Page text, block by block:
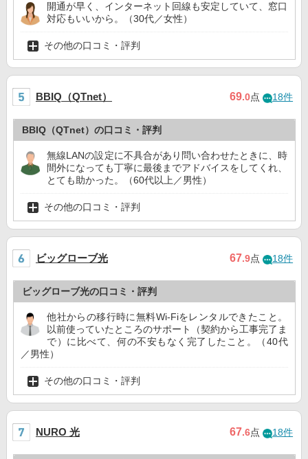
開通が早く、インターネット回線も安定していて、窓口
対応もいいから。（30代／女性）
その他の口コミ・評判
BBIQ（QTnet） 69.0点 18件
BBIQ（QTnet）の口コミ・評判
無線LANの設定に不具合があり問い合わせたときに、時
間外になっても丁寧に最後までアドバイスをしてくれ、
とても助かった。（60代以上／男性）
その他の口コミ・評判
ビッグローブ光 67.9点 18件
ビッグローブ光の口コミ・評判
他社からの移行時に無料Wi-Fiをレンタルできたこと。
以前使っていたところのサポート（契約から工事完了ま
で）に比べて、何の不安もなく完了したこと。（40代
／男性）
その他の口コミ・評判
NURO 光 67.6点 18件